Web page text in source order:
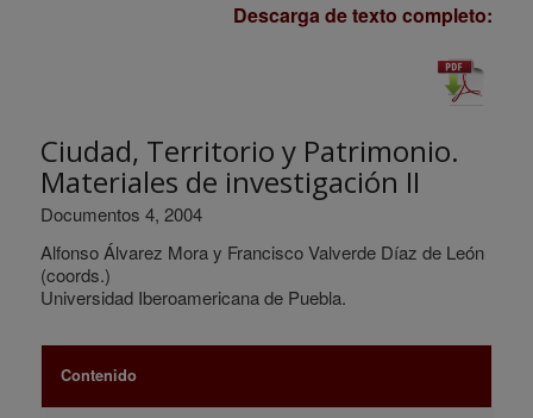
Descarga de texto completo:
Ciudad, Territorio y Patrimonio.
Materiales de investigación II
Documentos 4, 2004
Alfonso Álvarez Mora y Francisco Valverde Díaz de León
(coords.)
Universidad Iberoamericana de Puebla.
Contenido